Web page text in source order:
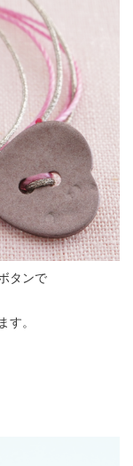
タンで
す。